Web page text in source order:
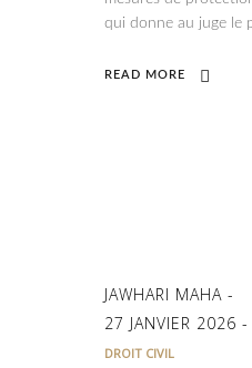
qui donne au juge le
READ MORE
JAWHARI MAHA
27 JANVIER 2026
DROIT CIVIL